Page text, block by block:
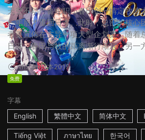
天空不动产鲁蛇职员春田创一情定牧凌
一年后才重回日本。此时，总部的核心
者更宣佈在主导一项大型企划案，随着
日深，春田与牧的距离渐行渐远。另一
1h53m日本2019
免费
字幕
English
繁體中文 简体中文
Tiếng Việt ภาษาไทย 한국어